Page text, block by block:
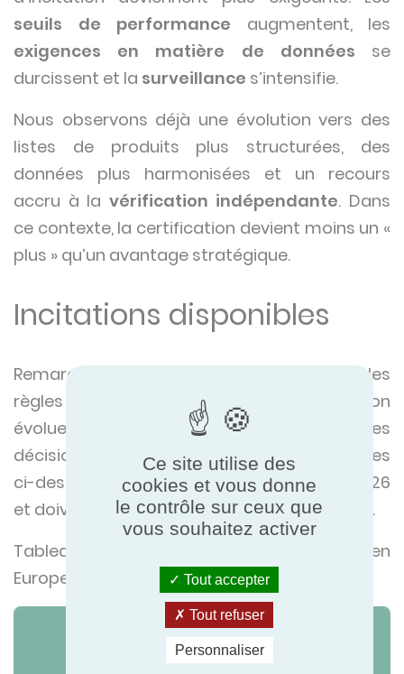
seuils de performance augmentent, les
exigences en matière de données se
durcissent et la surveillance s’intensifie.
Nous observons déjà une évolution vers des
listes de produits plus structurées, des
données plus harmonisées et un recours
accru à la vérification indépendante. Dans
ce contexte, la certification devient moins un «
plus » qu’un avantage stratégique.
Incitations disponibles
Remarque : les programmes d’incitation, les
règles d’éligibilité et les niveaux de subvention
évoluent régulièrement et sont soumis à des
décisions budgétaires annuelles. Les chiffres
ci-dessous reflètent la situation en avril 2026
et doivent être considérés comme indicatifs.
Tableau comparatif des aides disponibles en
Europe :
Ce site utilise des
cookies et vous donne
le contrôle sur ceux que
vous souhaitez activer
Tout accepter
Tout refuser
Personnaliser